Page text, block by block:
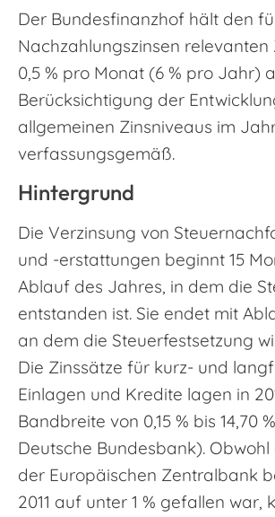
Der Bundesfinanzhof hält den
Nachzahlungszinsen relevanten
0,5 % pro Monat (6 % pro Jahr)
Berücksichtigung der
allgemeinen Zinsniveaus im
verfassungsgemäß.
Hintergrund
Die Verzinsung von
und -erstattungen beginnt 15
Ablauf des Jahres, in dem die
entstanden ist. Sie endet mit
an dem die Steuerfestsetzung
Die Zinssätze für kurz- und
Einlagen und Kredite lagen in
Bandbreite von 0,15 % bis 14,70
Deutsche Bundesbank). Obwohl
der Europäischen Zentralbank
2011 auf unter 1 % gefallen war,